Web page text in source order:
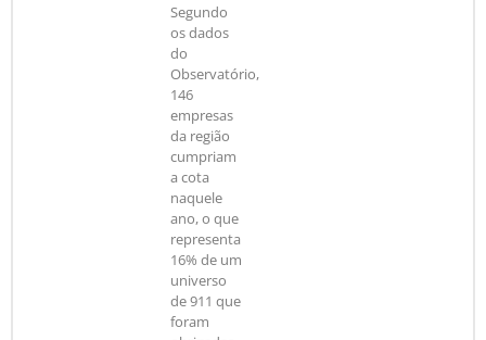
Segundo
os dados
do
Observatório,
146
empresas
da região
cumpriam
a cota
naquele
ano, o que
representa
16% de um
universo
de 911 que
foram